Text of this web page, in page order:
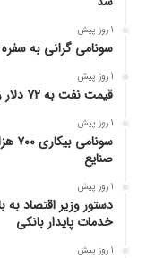
1 روز پیش
سونامی گرانی به سفره
1 روز پیش
قیمت نفت به ۷۲ دلار و ۵۱ سنت رسید
1 روز پیش
صنایع
1 روز پیش
دستور وزیر اقتصاد
خدمات پایدار بانکی
1 روز پیش